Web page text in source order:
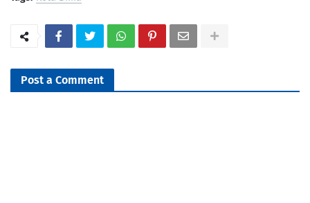
Post a Comment